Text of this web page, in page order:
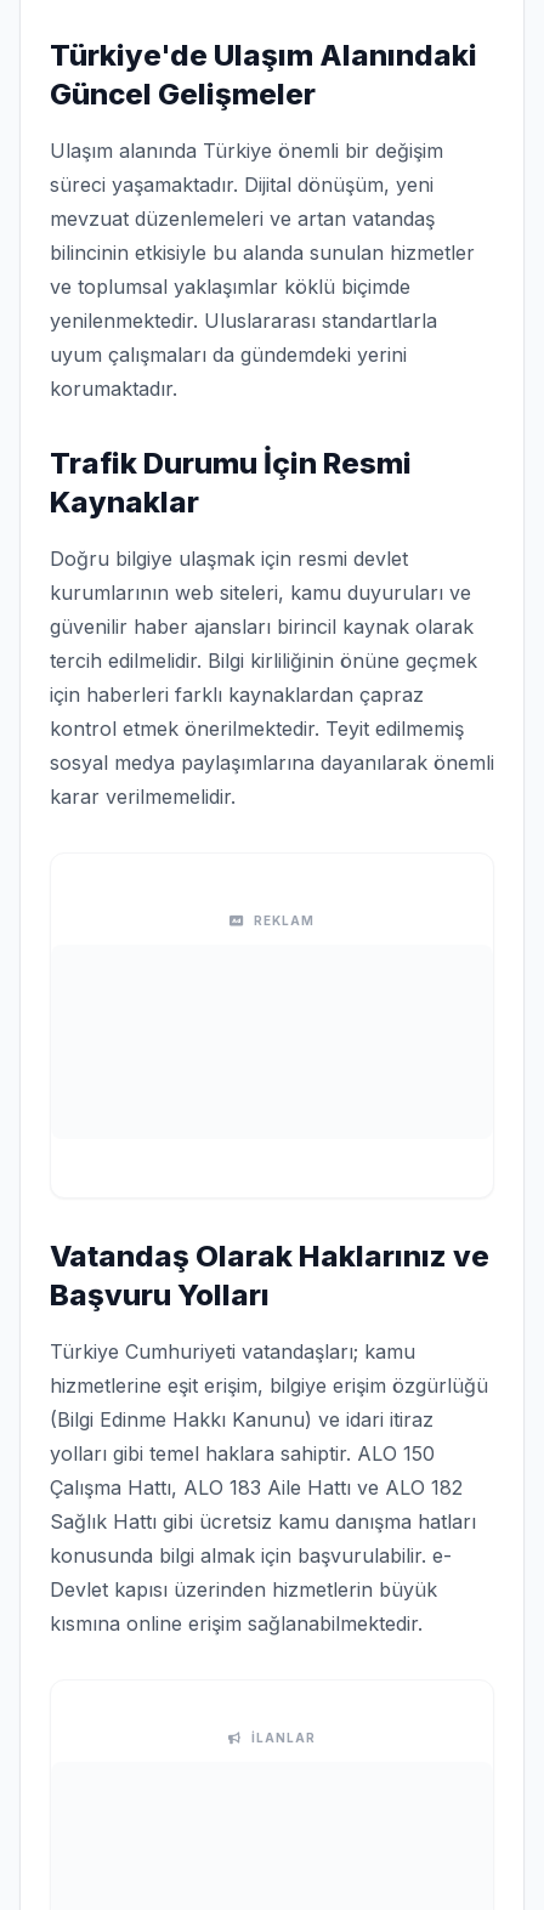
Türkiye'de Ulaşım Alanındaki
Güncel Gelişmeler
Ulaşım alanında Türkiye önemli bir değişim
süreci yaşamaktadır. Dijital dönüşüm, yeni
mevzuat düzenlemeleri ve artan vatandaş
bilincinin etkisiyle bu alanda sunulan hizmetler
ve toplumsal yaklaşımlar köklü biçimde
yenilenmektedir. Uluslararası standartlarla
uyum çalışmaları da gündemdeki yerini
korumaktadır.
Trafik Durumu İçin Resmi
Kaynaklar
Doğru bilgiye ulaşmak için resmi devlet
kurumlarının web siteleri, kamu duyuruları ve
güvenilir haber ajansları birincil kaynak olarak
tercih edilmelidir. Bilgi kirliliğinin önüne geçmek
için haberleri farklı kaynaklardan çapraz
kontrol etmek önerilmektedir. Teyit edilmemiş
sosyal medya paylaşımlarına dayanılarak önemli
karar verilmemelidir.
REKLAM
Vatandaş Olarak Haklarınız ve
Başvuru Yolları
Türkiye Cumhuriyeti vatandaşları; kamu
hizmetlerine eşit erişim, bilgiye erişim özgürlüğü
(Bilgi Edinme Hakkı Kanunu) ve idari itiraz
yolları gibi temel haklara sahiptir. ALO 150
Çalışma Hattı, ALO 183 Aile Hattı ve ALO 182
Sağlık Hattı gibi ücretsiz kamu danışma hatları
konusunda bilgi almak için başvurulabilir. e-
Devlet kapısı üzerinden hizmetlerin büyük
kısmına online erişim sağlanabilmektedir.
İLANLAR